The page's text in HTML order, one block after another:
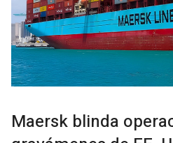
Maersk blinda